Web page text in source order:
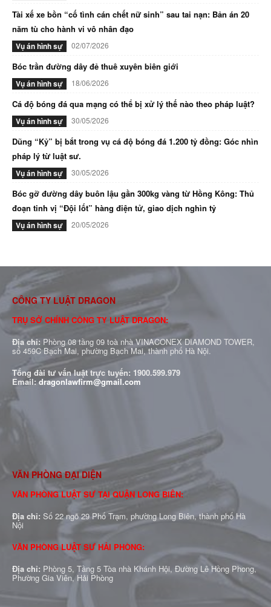
Tài xế xe bồn “cố tình cán chết nữ sinh” sau tai nạn: Bản án 20
năm tù cho hành vi vô nhân đạo
Vụ án hình sự 02/07/2026
Bóc trần đường dây đẻ thuê xuyên biên giới
Vụ án hình sự 18/06/2026
Cá độ bóng đá qua mạng có thể bị xử lý thế nào theo pháp luật?
Vụ án hình sự 30/05/2026
Dũng “Kỷ” bị bắt trong vụ cá độ bóng đá 1.200 tỷ đồng: Góc nhìn
pháp lý từ luật sư.
Vụ án hình sự 30/05/2026
Bóc gỡ đường dây buôn lậu gần 300kg vàng từ Hồng Kông: Thủ
đoạn tinh vị “Đội lốt” hàng điện tử, giao dịch nghìn tỷ
Vụ án hình sự 20/05/2026
CÔNG TY LUẬT DRAGON
TRỤ SỞ CHÍNH CÔNG TY LUẬT DRAGON:
Địa chỉ: Phòng 08 tầng 09 toà nhà VINACONEX DIAMOND TOWER,
số 459C Bạch Mai, phường Bạch Mai, thành phố Hà Nội.
Tổng đài tư vấn luật trực tuyến: 1900.599.979
Email:dragonlawfirm@gmail.com
VĂN PHÒNG ĐẠI DIỆN
VĂN PHÒNG LUẬT SƯ TẠI QUẬN LONG BIÊN:
Địa chỉ: Số 22 ngõ 29 Phố Trạm, phường Long Biên, thành phố Hà
Nội
VĂN PHÒNG LUẬT SƯ HẢI PHÒNG:
Địa chỉ: Phòng 5, Tầng 5 Tòa nhà Khánh Hội, Đường Lê Hồng Phong,
Phường Gia Viên, Hải Phòng